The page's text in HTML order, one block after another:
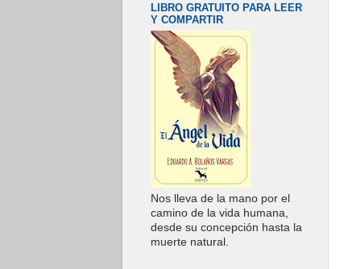
LIBRO GRATUITO PARA LEER
Y COMPARTIR
Nos lleva de la mano por el
camino de la vida humana,
desde su concepción hasta la
muerte natural.